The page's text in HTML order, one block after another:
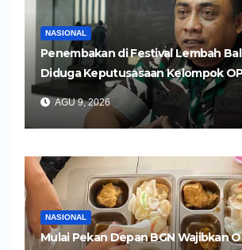
NASIONAL
Penembakan di Festival Lembah
Diduga Keputusasaan Kelompok
AGU 9, 2026
NASIONAL
Mulai Pekan Depan BGN Wajibkan